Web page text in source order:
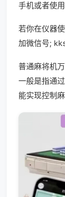
手机或者使用
若你在仪器
加微信号;
普通麻将机
一般是指通
能实现控制